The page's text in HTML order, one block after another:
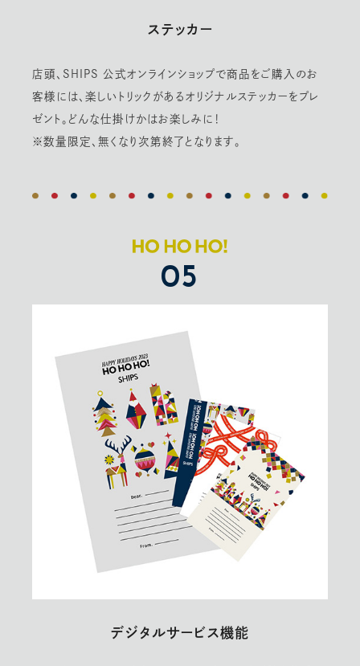
ステッカー
店頭、SHIPS 公式オンラインショップで商品をご購入のお
客様には、楽しいトリックがあるオリジナルステッカーをプレ
ゼント。どんな仕掛けかはお楽しみに！
※数量限定、無くなり次第終了となります。
05
デジタルサービス機能